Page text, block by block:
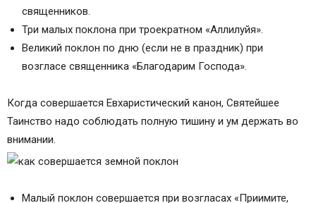
священников.
Три малых поклона при троекратном «Аллилуйя».
Великий поклон по дню (если не в праздник) при
возгласе священника «Благодарим Господа».
Когда совершается Евхаристический канон, Святейшее
Таинство надо соблюдать полную тишину и ум держать во
внимании.
Малый поклон совершается при возгласах «Приимите,